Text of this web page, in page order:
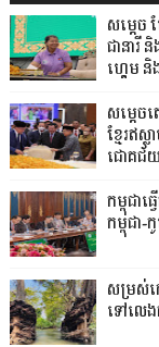
សម្តេ
ជានារី
ហ្គេម និ
សម្ដេច
ខ្មែរឥ
ជោគជ័យ
កម្ពុជាធ្
កម្ពុជា-កូ
សម្រស់ក
ទៅលេង